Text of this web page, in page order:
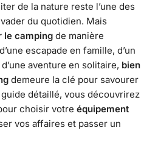
de la nature reste l’une des
du quotidien. Mais
le camping de manière
escapade en famille, d’un
aventure en solitaire, bien
demeure la clé pour savourer
détaillé, vous découvrirez
choisir votre équipement
vos affaires et passer un